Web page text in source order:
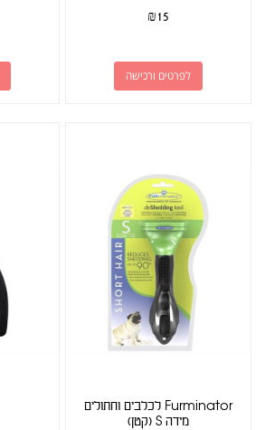
₪15
לפרטים ורכישה
Furminator לכלבים וחתולים
מידה S (קטן)